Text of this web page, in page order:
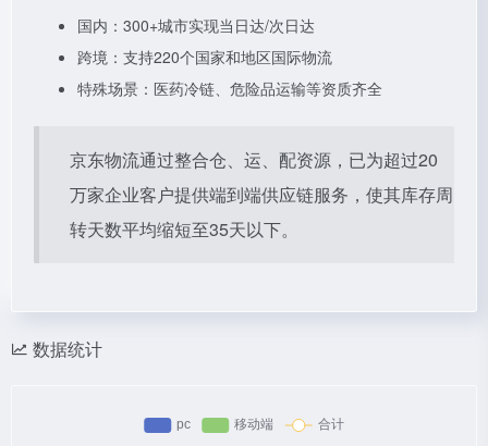
国内：300+城市实现当日达/次日达
跨境：支持220个国家和地区国际物流
特殊场景：医药冷链、危险品运输等资质齐全
京东物流通过整合仓、运、配资源，已为超过20
万家企业客户提供端到端供应链服务，使其库存周
转天数平均缩短至35天以下。
数据统计